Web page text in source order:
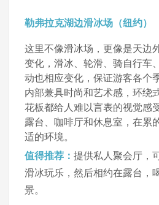
勒弗拉克湖边滑冰场（纽约）
这里不像滑冰场，更像是天边
变化，滑冰、轮滑、骑自行车
动也相应变化，保证游客各个
内部兼具时尚和艺术感，环绕
花板都给人难以言表的视觉感
露台、咖啡厅和休息室，在累
适的环境。
值得推荐： 提供私人聚会厅，
滑冰玩乐，然后相约在露台，
景。